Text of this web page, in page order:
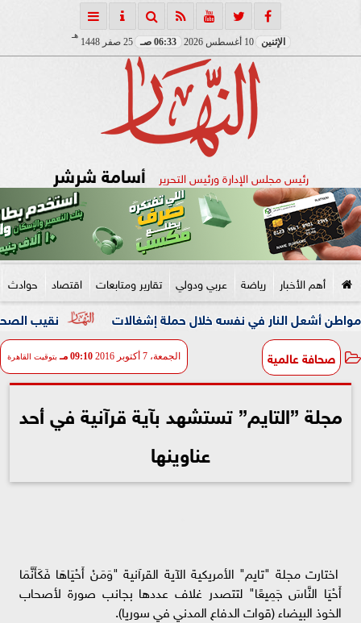
الإثنين 10 أغسطس 2026 06:33 صـ 25 صفر 1448
هـ
رئيس مجلس الإدارة ورئيس التحرير أسامة شرشر
أهم الأخبار رياضة عربي ودولي تقارير ومتابعات اقتصاد حوادث
نقيب الصحفيين النار في نفسه خلال حملة إشغالات
صحافة عالمية الجمعة، 7 أكتوبر 2016 09:10 مـ بتوقيت القاهرة
مجلة ”التايم” تستشهد بآية قرآنية في أحد
عناوينها
اختارت مجلة "تايم" الأمريكية الآية القرآنية "وَمَنْ أَحْيَاهَا فَكَأَنَّمَا
أَحْيَا النَّاسَ جَمِيعًا" لتتصدر غلاف عددها بجانب صورة لأصحاب
الخوذ البيضاء (قوات الدفاع المدني في سوريا).